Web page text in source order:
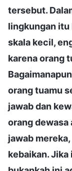
tersebut.
lingkungan itu
skala kecil,
karena orang
orang tuamu
jawab dan
orang dewasa
jawab
kebaikan.